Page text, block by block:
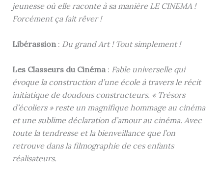
jeunesse où elle raconte à sa manière LE CINEMA !
Forcément ça fait rêver !
Libérassion: Du grand Art ! Tout simplement !
Les Classeurs du Cinéma: Fable universelle qui
évoque la construction d’une école à travers le récit
initiatique de doudous constructeurs. « Trésors
d’écoliers » reste un magnifique hommage au cinéma
et une sublime déclaration d’amour au cinéma. Avec
toute la tendresse et la bienveillance que l’on
retrouve dans la filmographie de ces enfants
réalisateurs.